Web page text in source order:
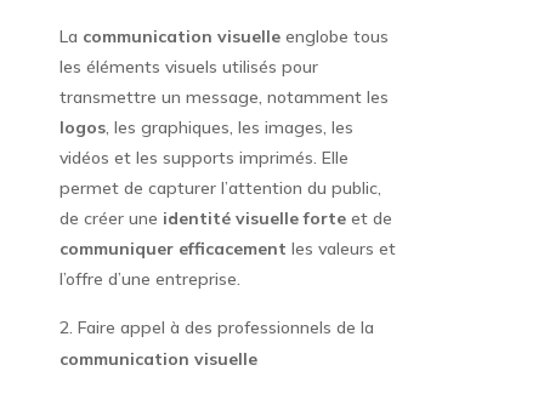
La communication visuelleenglobe tous
les éléments visuels utilisés pour
transmettre un message, notamment les
logos, les graphiques, les images, les
vidéos et les supports imprimés. Elle
permet de capturer l’attention du public,
de créer une identité visuelle forteet de
communiquer efficacement les valeurs et
l’offre d’une entreprise.
Faire appel à des professionnels de la
communication visuelle